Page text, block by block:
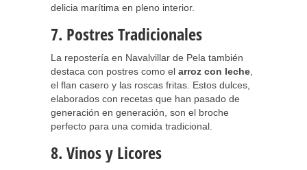
delicia marítima en pleno interior.
7. Postres Tradicionales
La repostería en Navalvillar de Pela también
destaca con postres como el arroz con leche
el flan casero y las roscas fritas. Estos dulces,
elaborados con recetas que han pasado de
generación en generación, son el broche
perfecto para una comida tradicional.
8. Vinos y Licores